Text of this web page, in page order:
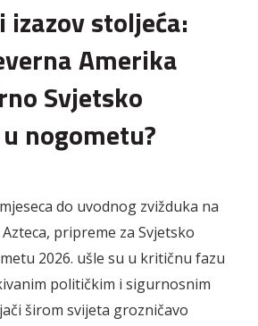
izazov stoljeća:
Amerika
Svjetsko
nogometu?
do uvodnog zvižduka na
pripreme za Svjetsko
2026. ušle su u kritičnu fazu
političkim i sigurnosnim
širom svijeta grozničavo